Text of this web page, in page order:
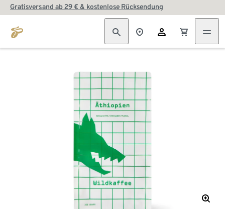
Gratisversand ab 29 € & kostenlose Rücksendung